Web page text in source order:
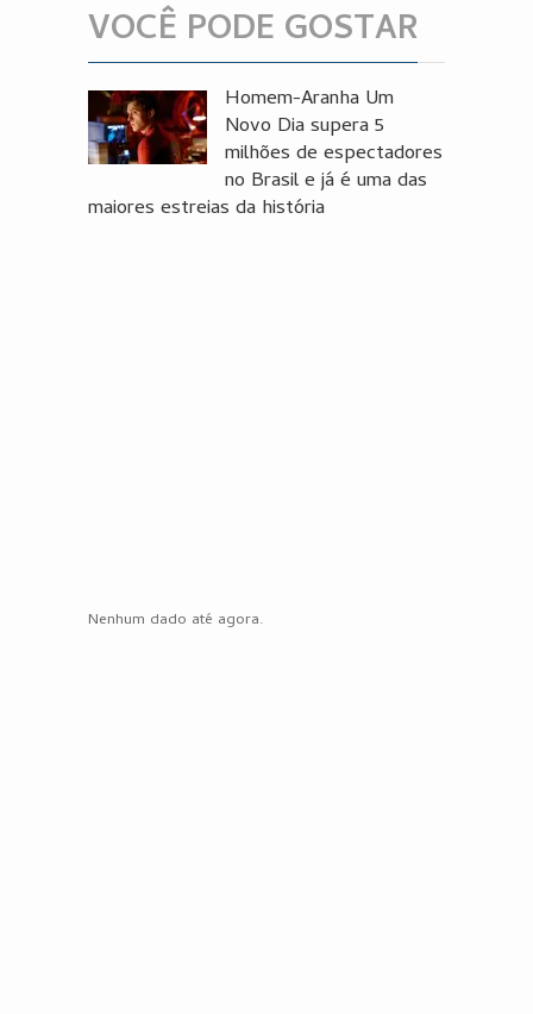
VOCÊ PODE GOSTAR
Homem-Aranha Um
Novo Dia supera 5
milhões de espectadores
no Brasil e já é uma das
maiores estreias da história
Nenhum dado até agora.